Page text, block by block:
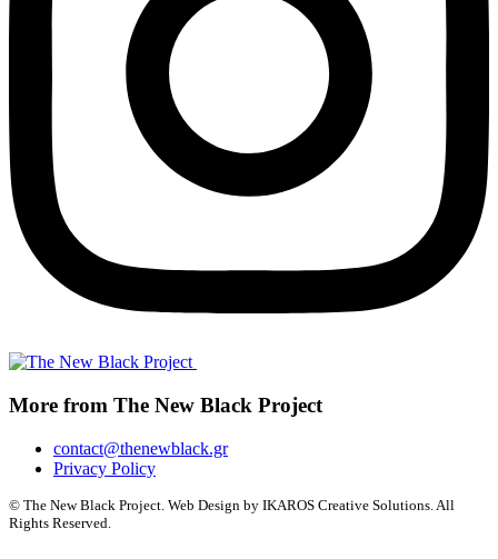
More from The New Black Project
contact@thenewblack.gr
Privacy Policy
© The New Black Project. Web Design by IKAROS Creative Solutions. All
Rights Reserved.